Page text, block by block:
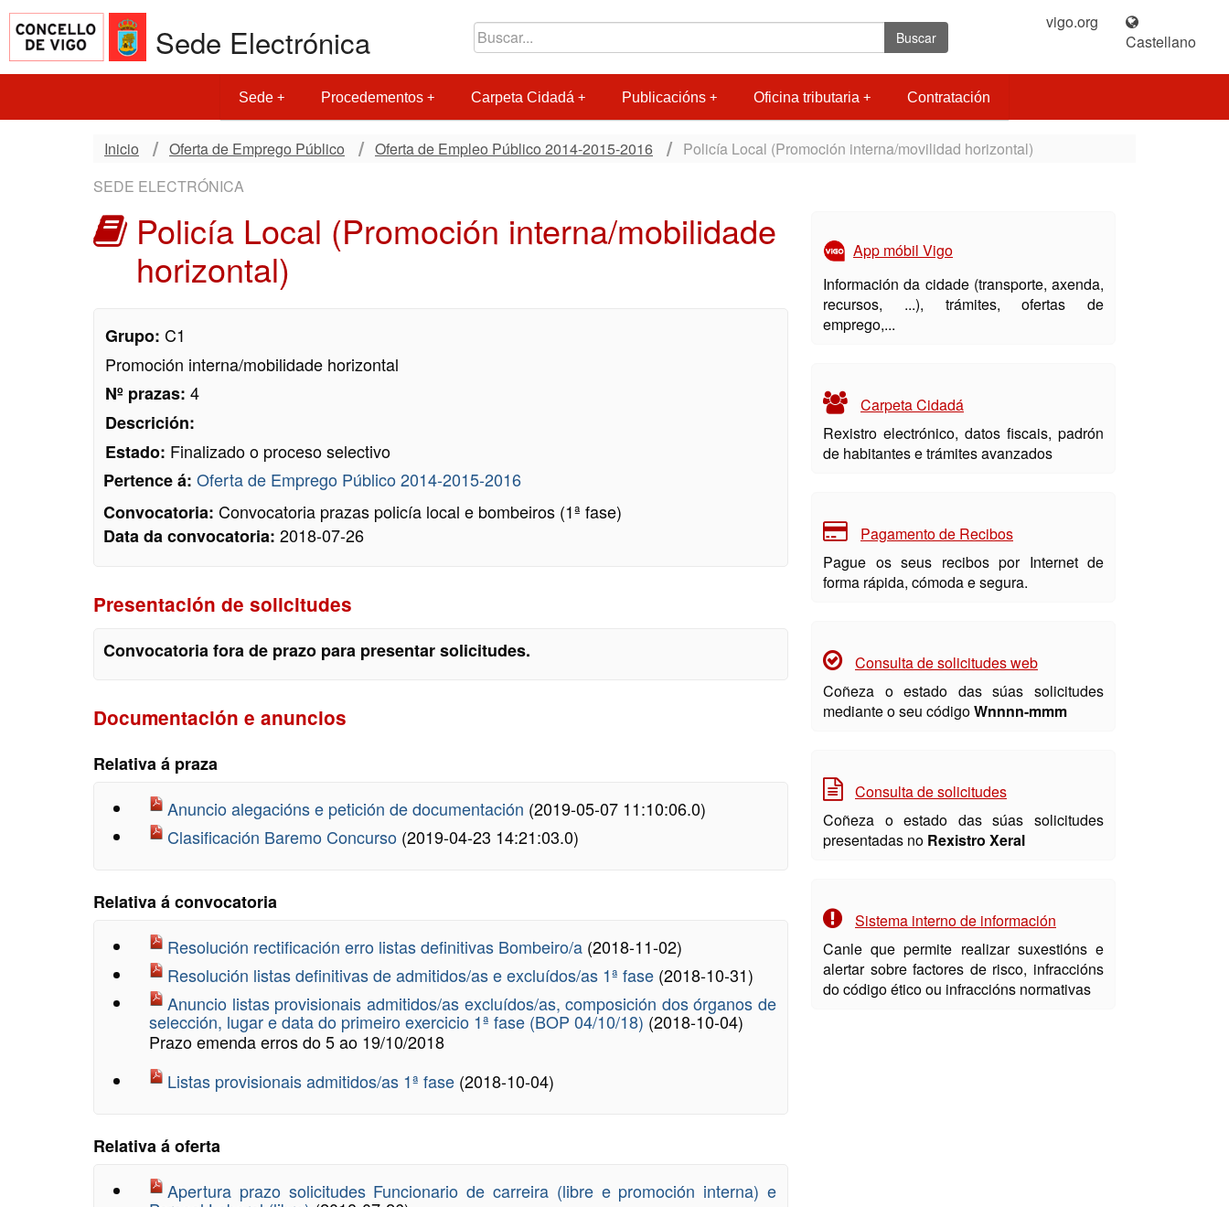
Sede Electrónica Buscar
vigo.org
Castellano
Sede Procedementos Carpeta Cidadá Publicacións Oficina tributaria Contratación
Inicio Oferta de Emprego Público Oferta de Empleo Público 2014-2015-2016
Policía Local (Promoción interna/movilidad horizontal)
SEDE ELECTRÓNICA
Policía Local (Promoción interna/mobilidade
horizontal)
Grupo: C1
Promoción interna/mobilidade horizontal
Nº prazas: 4
Descrición:
Estado: Finalizado o proceso selectivo
Pertence á: Oferta de Emprego Público 2014-2015-2016
Convocatoria: Convocatoria prazas policía local e bombeiros (1ª fase)
Data da convocatoria: 2018-07-26
Presentación de solicitudes
Convocatoria fora de prazo para presentar solicitudes.
Documentación e anuncios
Relativa á praza
Anuncio alegacións e petición de documentación (2019-05-07 11:10:06.0)
Clasificación Baremo Concurso (2019-04-23 14:21:03.0)
Relativa á convocatoria
Resolución rectificación erro listas definitivas Bombeiro/a (2018-11-02)
Resolución listas definitivas de admitidos/as e excluídos/as 1ª fase (2018-10-31)
Anuncio listas provisionais admitidos/as excluídos/as, composición dos órganos de
selección, lugar e data do primeiro exercicio 1ª fase (BOP 04/10/18) (2018-10-04)
Prazo emenda erros do 5 ao 19/10/2018
Listas provisionais admitidos/as 1ª fase (2018-10-04)
Relativa á oferta
Apertura prazo solicitudes Funcionario de carreira (libre e promoción interna) e
App móbil Vigo
Información da cidade (transporte, axenda,
recursos, ...), trámites, ofertas de
emprego,...
Carpeta Cidadá
Rexistro electrónico, datos fiscais, padrón
de habitantes e trámites avanzados
Pagamento de Recibos
Pague os seus recibos por Internet de
forma rápida, cómoda e segura.
Consulta de solicitudes web
Coñeza o estado das súas solicitudes
mediante o seu códigoWnnnn-mmm
Consulta de solicitudes
Coñeza o estado das súas solicitudes
presentadas no Rexistro Xeral
Sistema interno de información
Canle que permite realizar suxestións e
alertar sobre factores de risco, infraccións
do código ético ou infraccións normativas